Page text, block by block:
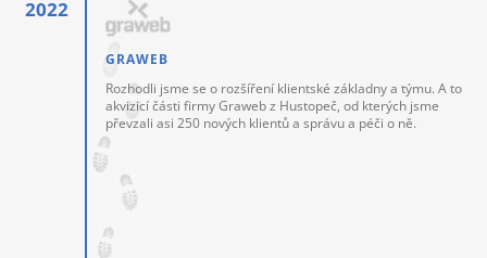
GRAWEB
Rozhodli jsme se o rozšíření klientské základny a týmu. A to
akvizicí části firmy Graweb z Hustopeč, od kterých jsme
převzali asi 250 nových klientů a správu a péči o ně.